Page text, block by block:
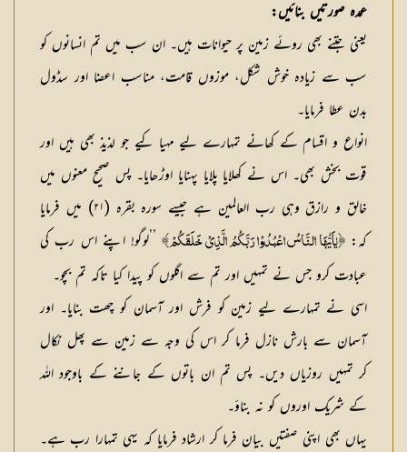
عمدہ صورتیں بنائیں:
یعنی جتنے بھی روئے زمین پر حیوانات ہیں۔ ان سب میں تم انسانوں کو
سب سے زیادہ خوش شکل، موزوں قامت، مناسب اعضا اور سڈول
بدن عطا فرمایا۔
انواع و اقسام کے کھانے تمہارے لیے مہیا کیے جو لذیذ بھی ہیں اور
قوت بخش بھی۔ اس نے کھلایا پلایا پہنایا اوڑھایا۔ پس صحیح معنوں میں
خالق و رازق وہی رب العالمین ہے جیسے سورہ بقرہ (۲۱) میں فرمایا
کہ:﴿يٰاَيُّهَا النَّاسُ اعْبُدُوْا رَبَّكُمُ الَّذِيْ خَلَقَكُمْ﴾’’لوگو! اپنے اس رب کی
عبادت کرو جس نے تمہیں اور تم سے اگلوں کو پیدا کیا تاکہ تم بچو۔
اسی نے تمہارے لیے زمین کو فرش اور آسمان کو چھت بنایا۔ اور
آسمان سے بارش نازل فرما کر اس کی وجہ سے زمین سے پھل نکال
کر تمہیں روزیاں دیں۔ پس تم ان باتوں کے جاننے کے باوجود اللہ
کے شریک اوروں کو نہ بناؤ۔
یہاں بھی اپنی صفتیں بیان فرما کر ارشاد فرمایا کہ یہی تمہارا رب ہے۔